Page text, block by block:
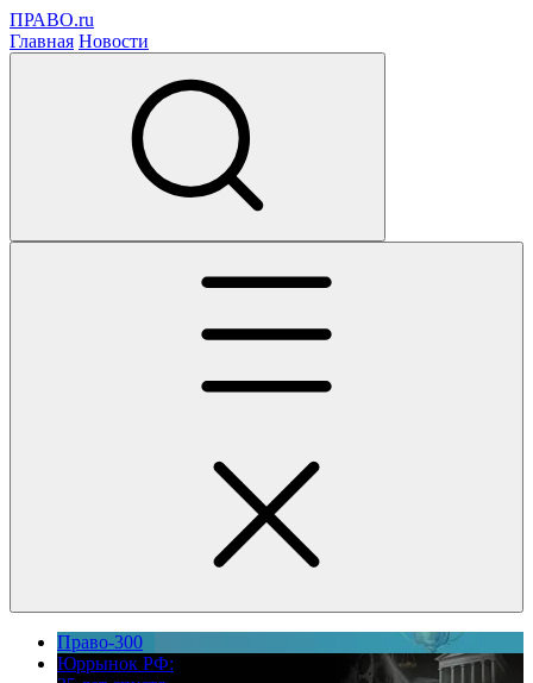
ПРАВО.ru
Главная Новости
Право-300
Юррынок РФ: